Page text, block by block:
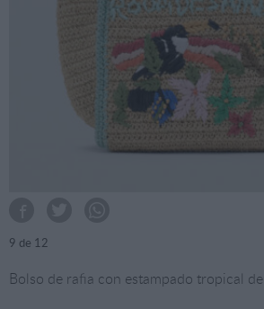
9 de 12
Bolso de rafia con estampado tropical de